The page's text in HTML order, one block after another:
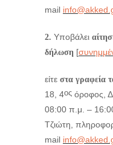
mail
2. Υποβάλει
δήλωση [
είτε στα
18, 4ος όροφος,
08:00 π.μ. –
Τζιώτη,
mail